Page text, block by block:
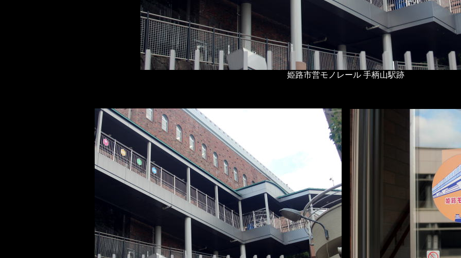
姫路市営モノレール 手柄山駅跡